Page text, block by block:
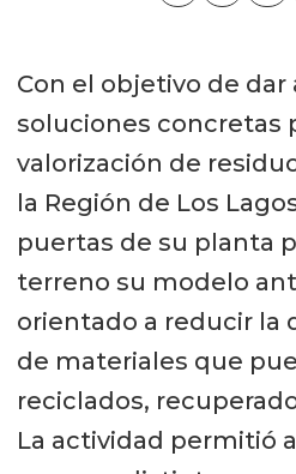
Con el objetivo de dar
soluciones concretas
valorización de
la Región de Los
puertas de su planta
terreno su modelo
orientado a reducir la
de materiales que
reciclados,
La actividad permitió